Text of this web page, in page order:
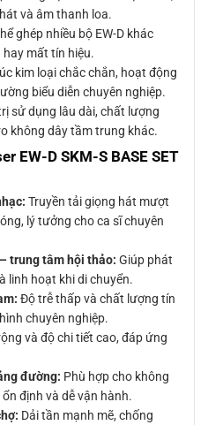
và âm thanh loa.
ghép nhiều bộ EW-D khác
mất tín hiệu.
kim loại chắc chắn, hoạt động
biểu diễn chuyên nghiệp.
sử dụng lâu dài, chất lượng
không dây tầm trung khác.
EW-D SKM-S BASE SET
Truyền tải giọng hát mượt
lý tưởng cho ca sĩ chuyên
trung tâm hội thảo: Giúp phát
linh hoạt khi di chuyển.
Độ trễ thấp và chất lượng tín
chuyên nghiệp.
và độ chi tiết cao, đáp ứng
đường: Phù hợp cho không
định và dễ vận hành.
Dải tần mạnh mẽ, chống